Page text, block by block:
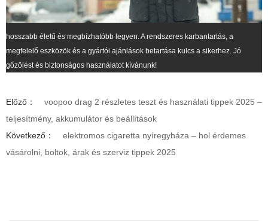
hosszabb életű és megbízhatóbb legyen. A rendszeres karbantartás, a
megfelelő eszközök és a gyártói ajánlások betartása kulcs a sikerhez. Jó
gőzölést és biztonságos használatot kívánunk!
Előző：
voopoo drag 2 részletes teszt és használati tippek 2025 –
teljesítmény, akkumulátor és beállítások
Következő：
elektromos cigaretta nyíregyháza – hol érdemes
vásárolni, boltok, árak és szerviz tippek 2025